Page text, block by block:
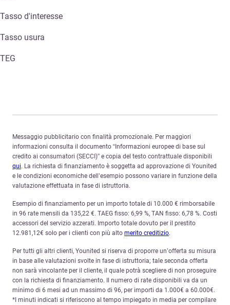
Tasso d'interesse
Tasso usura
TEG
Messaggio pubblicitario con finalità promozionale. Per maggiori
informazioni consulta il documento “Informazioni europee di base sul
credito ai consumatori (SECCI)” e copia del testo contrattuale disponibili
qui. La richiesta di finanziamento è soggetta ad approvazione di Younited
e le condizioni economiche dell’esempio possono variare in funzione della
valutazione effettuata in fase di istruttoria.
Esempio di finanziamento per un importo totale di 10.000 € rimborsabile
in 96 rate mensili da 135,22 €. TAEG fisso: 6,99 %, TAN fisso: 6,78 %. Costi
accessori del servizio azzerati. Importo totale dovuto per il prestito
12.981,12€ solo per i clienti con più alto merito creditizio.
Per tutti gli altri clienti, Younited si riserva di proporre un’offerta su misura
in base alle valutazioni svolte in fase di istruttoria; tale seconda offerta
non sarà vincolante per il cliente, il quale potrà scegliere di non proseguire
con la richiesta di finanziamento. Il numero di rate disponibili va da un
minimo di 6 mesi ad un massimo di 96, per importi da 1.000€ a 60.000€.
*I minuti indicati si riferiscono al tempo impiegato in media per compilare